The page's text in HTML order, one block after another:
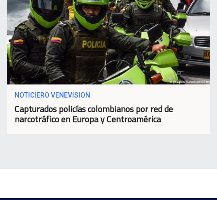
NOTICIERO VENEVISION
Capturados policías colombianos por red de
narcotráfico en Europa y Centroamérica